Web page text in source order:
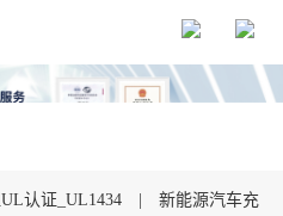
认证_UL1434 | 新能源汽车充